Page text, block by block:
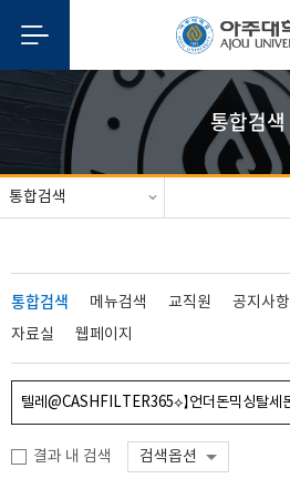
통합검색
통합검색
통합검색 메뉴검색 교직원 공지사항
자료실
웹페이지
결과 내 검색 검색옵션